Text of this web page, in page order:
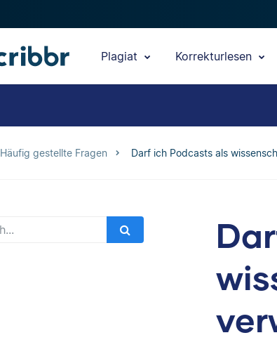
Plagiat Korrekturlesen
Häufig gestellte Fragen Darf ich Podcasts als